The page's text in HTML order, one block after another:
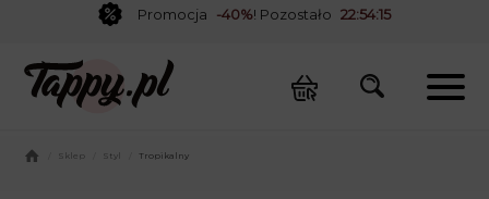
Promocja -40%! Pozostało 22:54:15
Sklep Styl Tropikalny